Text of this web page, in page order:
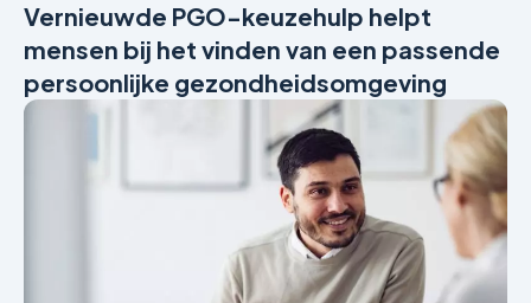
Vernieuwde PGO-keuzehulp helpt
mensen bij het vinden van een passende
persoonlijke gezondheidsomgeving